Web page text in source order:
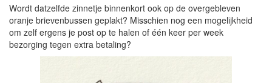
Wordt datzelfde zinnetje binnenkort ook op de overgebleven
oranje brievenbussen geplakt? Misschien nog een mogelijkheid
om zelf ergens je post op te halen of één keer per week
bezorging tegen extra betaling?